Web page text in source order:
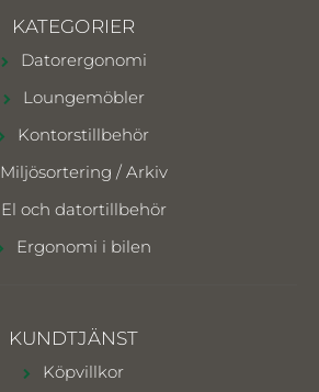
KATEGORIER
Datorergonomi
Loungemöbler
Kontorstillbehör
Miljösortering / Arkiv
El och datortillbehör
Ergonomi i bilen
KUNDTJÄNST
Köpvillkor